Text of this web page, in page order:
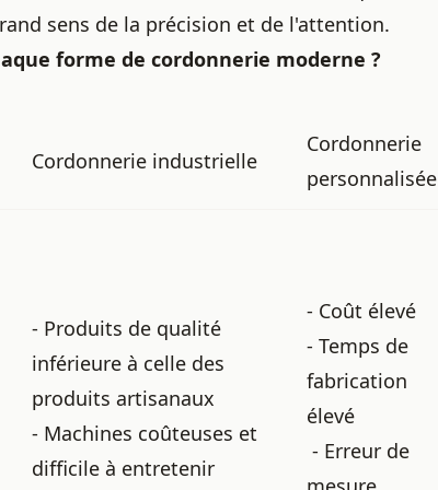
sens de la précision et de l'attention.
forme de cordonnerie moderne ?
Cordonnerie industrielle
Cordonnerie
personnalisée
- Produits de qualité
inférieure à celle des
produits artisanaux
- Machines coûteuses et
difficile à entretenir
- Coût élevé
- Temps de
fabrication
élevé
- Erreur de